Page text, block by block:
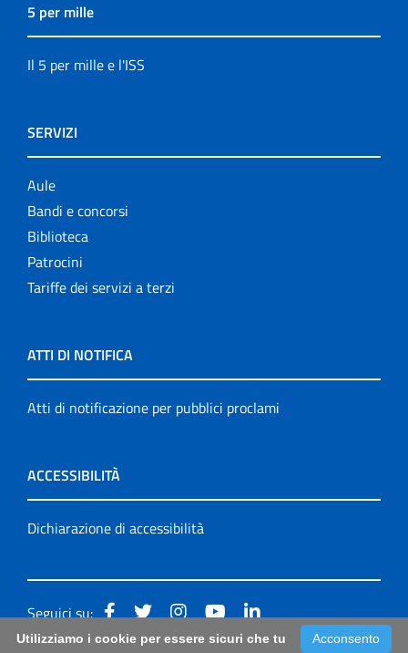
5 per mille
Il 5 per mille e l'ISS
SERVIZI
Aule
Bandi e concorsi
Biblioteca
Patrocini
Tariffe dei servizi a terzi
ATTI DI NOTIFICA
Atti di notificazione per pubblici proclami
ACCESSIBILITÀ
Dichiarazione di accessibilità
Seguici su:
Acconsento
Utilizziamo i cookie per essere sicuri che tu